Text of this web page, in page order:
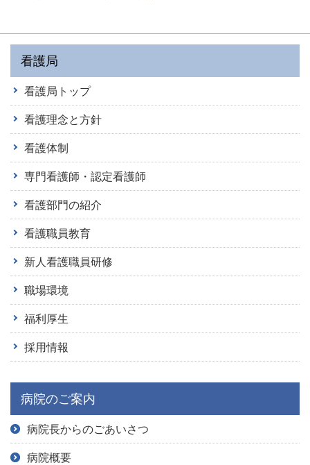
看護局
看護局トップ
看護理念と方針
看護体制
専門看護師・認定看護師
看護部門の紹介
看護職員教育
新人看護職員研修
職場環境
福利厚生
採用情報
病院のご案内
病院長からのごあいさつ
病院概要